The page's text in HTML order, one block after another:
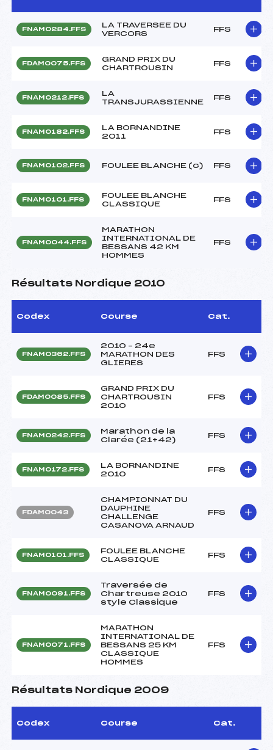
FNAM0284.FFS
LA TRAVERSEE DU
VERCORS
FFS
FDAM0075.FFS
GRAND PRIX DU
CHARTROUSIN
FFS
FNAM0212.FFS
LA
TRANSJURASSIENNE
FFS
FNAM0182.FFS
LA BORNANDINE
2011
FFS
FNAM0102.FFS FOULEE BLANCHE (c) FFS
FNAM0101.FFS
FOULEE BLANCHE
CLASSIQUE
FFS
FNAM0044.FFS
MARATHON
INTERNATIONAL DE
BESSANS 42 KM
HOMMES
FFS
Résultats Nordique 2010
Codex Course Cat.
FNAM0362.FFS
2010 – 24e
MARATHON DES
GLIERES
FFS
FDAM0085.FFS
GRAND PRIX DU
CHARTROUSIN
2010
FFS
FNAM0242.FFS
Marathon de la
Clarée (21+42)
FFS
FNAM0172.FFS
LA BORNANDINE
2010
FFS
FDAM0043
CHAMPIONNAT DU
DAUPHINE
CHALLENGE
CASANOVA ARNAUD
FFS
FNAM0101.FFS
FOULEE BLANCHE
CLASSIQUE
FFS
FNAM0091.FFS
Traversée de
Chartreuse 2010
style Classique
FFS
FNAM0071.FFS
MARATHON
INTERNATIONAL DE
BESSANS 25 KM
CLASSIQUE
HOMMES
FFS
Résultats Nordique 2009
Codex Course Cat.